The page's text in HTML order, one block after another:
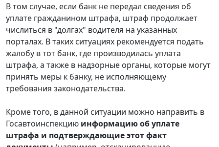
В том случае, если банк не передал сведения об
уплате гражданином штрафа, штраф продолжает
числиться в "долгах" водителя на указанных
порталах. В таких ситуациях рекомендуется подать
жалобу в тот банк, где производилась уплата
штрафа, а также в надзорные органы, которые могут
принять меры к банку, не исполняющему
требования законодательства.
Кроме того, в данной ситуации можно направить в
Госавтоинспекцию информацию об уплате
штрафа и подтверждающие этот факт